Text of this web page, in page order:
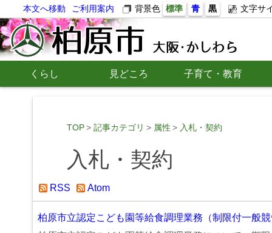
本文へ移動 ご利用案内 背景色 標準 青 黒 文字サ
くらし 見どころ 子育て・教育
TOP 記事カテゴリ 属性 入札・契約
入札・契約
RSS Atom
柏原市立認定こども園等給食調理業務（制限付一般